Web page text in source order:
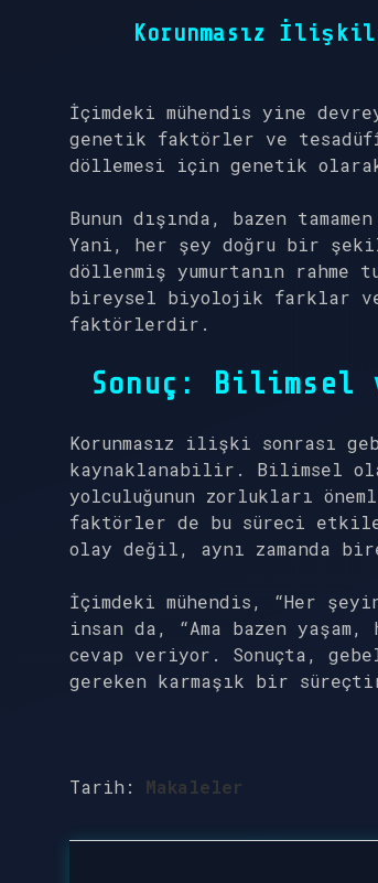
Korunmasız
İçimdeki mühendis yine
genetik faktörler ve
döllemesi için genetik
Bunun dışında, bazen
Yani, her şey doğru bir
döllenmiş yumurtanın
bireysel biyolojik farklar
faktörlerdir.
Sonuç:
Korunmasız ilişki sonrası
kaynaklanabilir. Bilimsel
yolculuğunun zorlukları
faktörler de bu süreci
olay değil, aynı zamanda
İçimdeki mühendis, “Her
insan da, “Ama bazen
cevap veriyor. Sonuçta,
gereken karmaşık bir
Tarih: Makaleler